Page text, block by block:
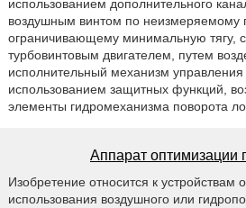
использованием дополнительного
воздушным винтом по неизмеряемому
ограничивающему минимальную тягу,
турбовинтовым двигателем, путем
исполнительный механизм
использованием защитных функций,
элементы гидромеханизма поворота
Аппарат оптимизации
Изобретение относится к устройствам
использования воздушного или